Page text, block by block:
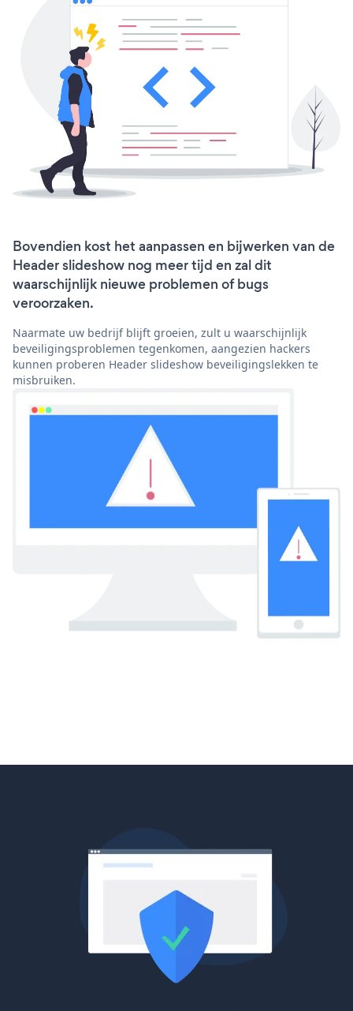
Bovendien kost het aanpassen en bijwerken van de
Header slideshow nog meer tijd en zal dit
waarschijnlijk nieuwe problemen of bugs
veroorzaken.
Naarmate uw bedrijf blijft groeien, zult u waarschijnlijk
beveiligingsproblemen tegenkomen, aangezien hackers
kunnen proberen Header slideshow beveiligingslekken te
misbruiken.